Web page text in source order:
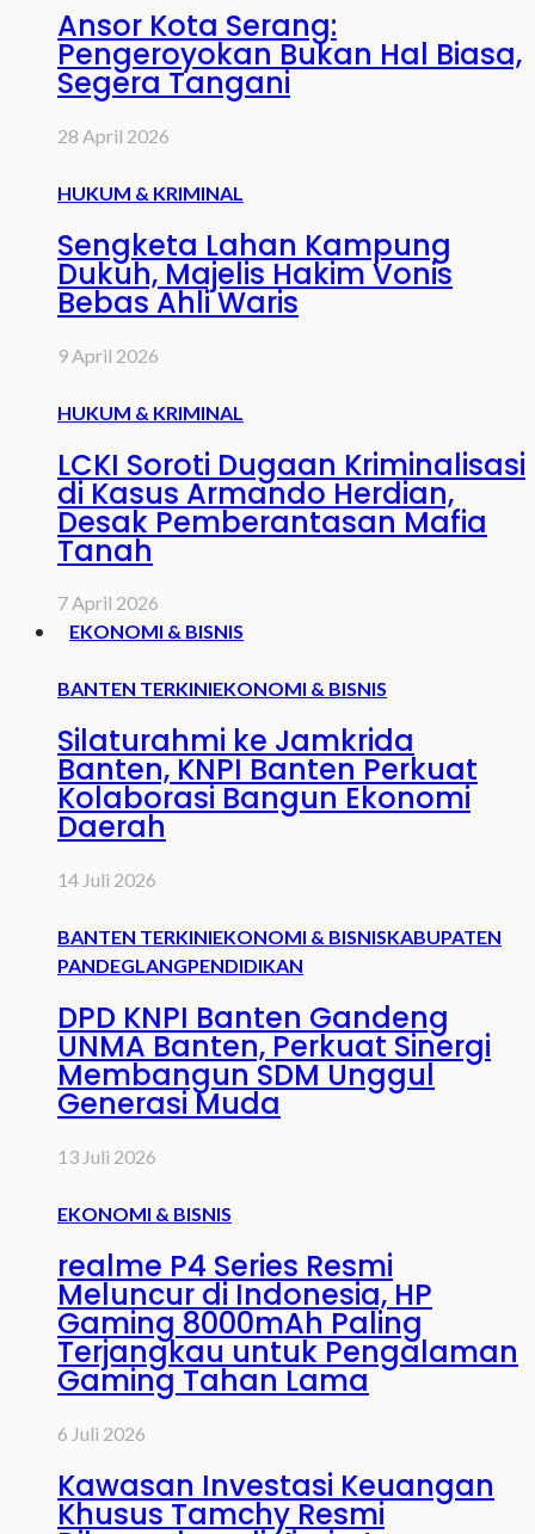
Ansor Kota Serang:
Pengeroyokan Bukan Hal Biasa,
Segera Tangani
28 April 2026
HUKUM & KRIMINAL
Sengketa Lahan Kampung
Dukuh, Majelis Hakim Vonis
Bebas Ahli Waris
9 April 2026
HUKUM & KRIMINAL
LCKI Soroti Dugaan Kriminalisasi
di Kasus Armando Herdian,
Desak Pemberantasan Mafia
Tanah
7 April 2026
EKONOMI & BISNIS
BANTEN TERKINIEKONOMI & BISNIS
Silaturahmi ke Jamkrida
Banten, KNPI Banten Perkuat
Kolaborasi Bangun Ekonomi
Daerah
14 Juli 2026
BANTEN TERKINIEKONOMI & BISNISKABUPATEN
PANDEGLANGPENDIDIKAN
DPD KNPI Banten Gandeng
UNMA Banten, Perkuat Sinergi
Membangun SDM Unggul
Generasi Muda
13 Juli 2026
EKONOMI & BISNIS
realme P4 Series Resmi
Meluncur di Indonesia, HP
Gaming 8000mAh Paling
Terjangkau untuk Pengalaman
Gaming Tahan Lama
6 Juli 2026
Kawasan Investasi Keuangan
Khusus Tamchy Resmi